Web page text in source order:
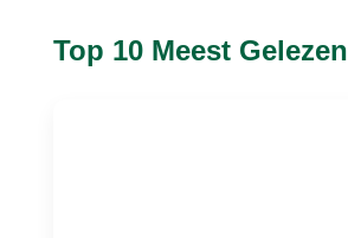
Top 10 Meest Gelezen